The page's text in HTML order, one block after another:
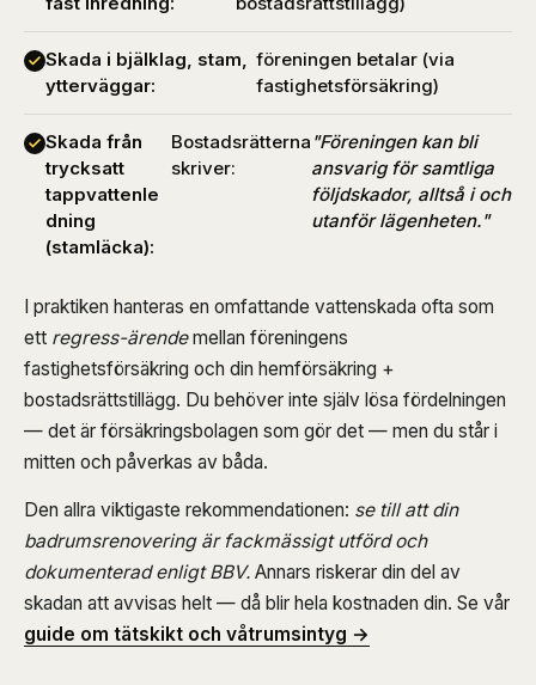
Skada i bjälklag, stam,
ytterväggar:
föreningen betalar (via
fastighetsförsäkring)
Skada från
trycksatt
tappvattenle
dning
(stamläcka):
Bostadsrätterna
skriver:
"Föreningen kan bli
ansvarig för samtliga
följdskador, alltså i och
utanför lägenheten."
I praktiken hanteras en omfattande vattenskada ofta som
ett regress-ärendemellan föreningens
fastighetsförsäkring och din hemförsäkring +
bostadsrättstillägg. Du behöver inte själv lösa fördelningen
— det är försäkringsbolagen som gör det — men du står i
mitten och påverkas av båda.
Den allra viktigaste rekommendationen: se till att din
badrumsrenovering är fackmässigt utförd och
dokumenterad enligt BBV. Annars riskerar din del av
skadan att avvisas helt — då blir hela kostnaden din. Se vår
guide om tätskikt och våtrumsintyg →